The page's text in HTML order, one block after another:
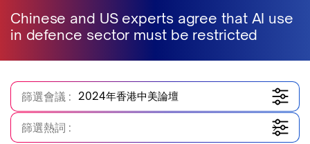
Chinese and US experts agree that AI use
in defence sector must be restricted
篩選會議 : 2024年香港中美論壇
篩選熱詞 :